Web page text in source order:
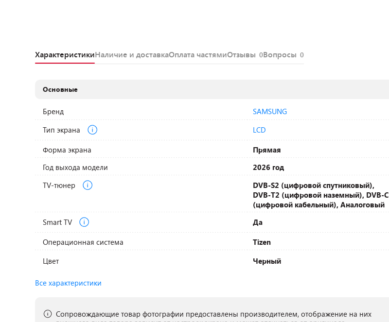
ХарактеристикиНаличие и доставкаОплата частямиОтзывы 0Вопросы 0
Основные
Бренд
SAMSUNG
Тип экрана
LCD
Форма экрана
Прямая
Год выхода модели
2026 год
TV-тюнер
DVB-S2 (цифровой спутниковый),
DVB-T2 (цифровой наземный), DVB-С
(цифровой кабельный), Аналоговый
Smart TV
Да
Операционная система
Tizen
Цвет
Черный
Все характеристики
Сопровождающие товар фотографии предоставлены производителем, отображение на них